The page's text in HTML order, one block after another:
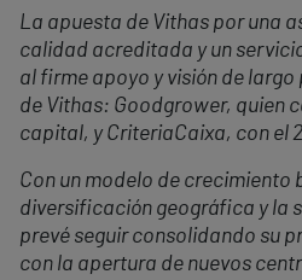
La apuesta de Vithas por una
calidad acreditada y un
al firme apoyo y visión de
de Vithas: Goodgrower, quien
capital, y CriteriaCaixa, con el
Con un modelo de crecimiento
diversificación geográfica y la
prevé seguir consolidando su
con la apertura de nuevos